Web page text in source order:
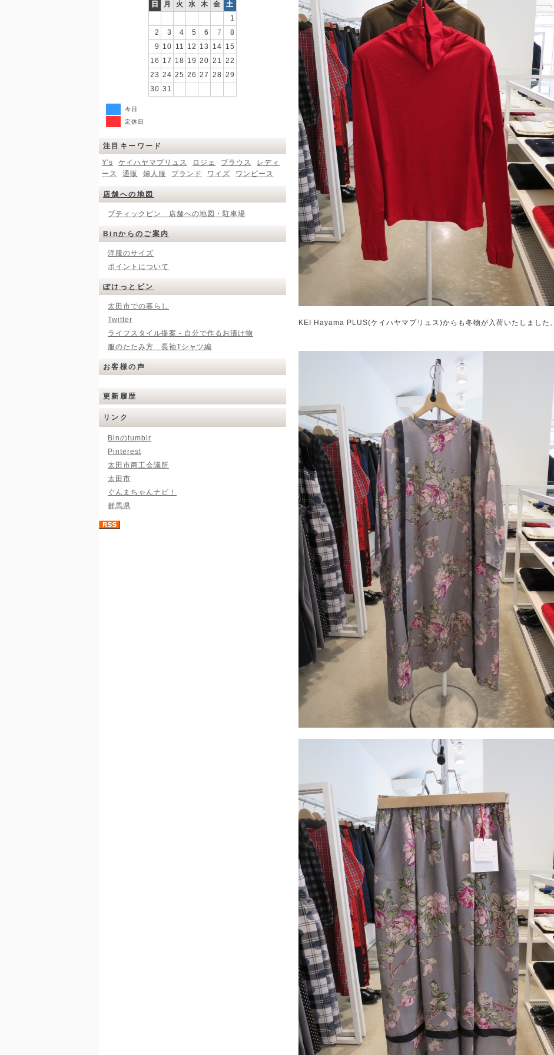
日 月 火 水 木 金
土
1
2
3 4 5 6 7
8
9 10 11 12 13 14 15
16 17 18 19 20 21 22
23 24 25 26 27 28 29
30 31
今日
定休日
注目キーワード
Y's
ケイハヤマプリュス ロジェ ブラウス
レディ
ース
通販 婦人服 ブランド ワイズ ワンピース
店舗への地図
ブティックビン 店舗への地図・駐車場
Binからのご案内
洋服のサイズ
ポイントについて
ぽけっとビン
太田市での暮らし
Twitter
ライフスタイル提案 - 自分で作るお漬け物
服のたたみ方 長袖Tシャツ編
お客様の声
更新履歴
リンク
Binのtumblr
Pinterest
太田市商工会議所
太田市
ぐんまちゃんナビ！
群馬県
KEI Hayama PLUS(ケイハヤマプリュス)からも冬物が入荷いたしました。